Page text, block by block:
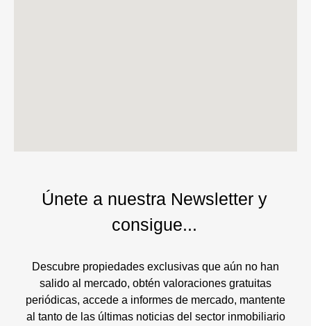
Únete a nuestra Newsletter y
consigue...
Descubre propiedades exclusivas que aún no han
salido al mercado, obtén valoraciones gratuitas
periódicas, accede a informes de mercado, mantente
al tanto de las últimas noticias del sector inmobiliario